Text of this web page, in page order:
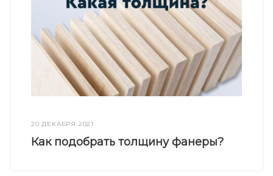
20 ДЕКАБРЯ 2021
Как подобрать толщину фанеры?